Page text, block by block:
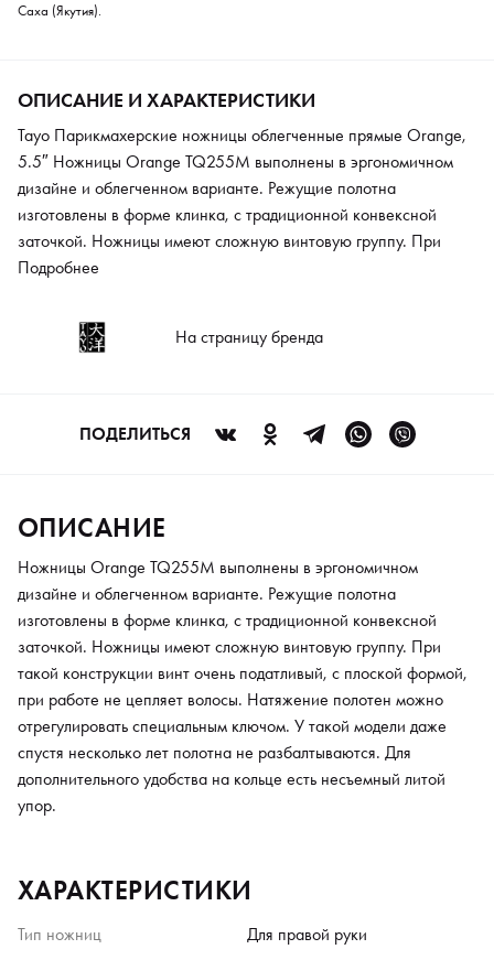
Саха (Якутия).
ОПИСАНИЕ И ХАРАКТЕРИСТИКИ
Tayo Парикмахерские ножницы облегченные прямые Orange,
5.5″ Ножницы Orange TQ255M выполнены в эргономичном
дизайне и облегченном варианте. Режущие полотна
изготовлены в форме клинка, с традиционной конвексной
заточкой. Ножницы имеют сложную винтовую группу. При
такой конструкции винт очень податливый, с плоской формой,
отрегулировать специальным ключом. У такой модели даже
спустя несколько лет полотна не разбалтываются. Для
Подробнее
На страницу бренда
ПОДЕЛИТЬСЯ
ОПИСАНИЕ
Ножницы Orange TQ255M выполнены в эргономичном
дизайне и облегченном варианте. Режущие полотна
изготовлены в форме клинка, с традиционной конвексной
заточкой. Ножницы имеют сложную винтовую группу. При
такой конструкции винт очень податливый, с плоской формой,
при работе не цепляет волосы. Натяжение полотен можно
отрегулировать специальным ключом. У такой модели даже
спустя несколько лет полотна не разбалтываются. Для
дополнительного удобства на кольце есть несъемный литой
упор.
ХАРАКТЕРИСТИКИ
Тип ножниц
Для правой руки